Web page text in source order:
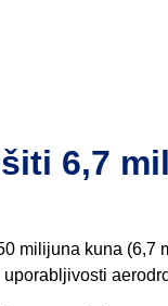
6,7
milijuna kuna (6,7